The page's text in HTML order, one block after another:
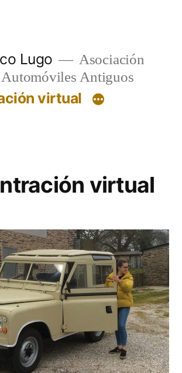
Lugo
Asociación
Automóviles Antiguos
virtual
virtual